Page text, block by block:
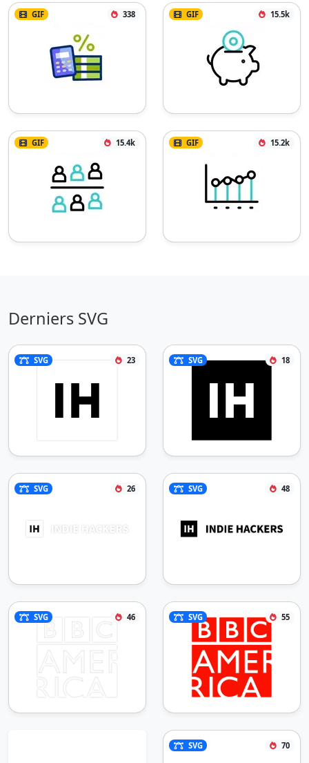
GIF 338 GIF 15.5k
GIF 15.4k GIF 15.2k
Derniers SVG
SVG 23 SVG 18
SVG 26 SVG 48
SVG 46 SVG 55
SVG 70